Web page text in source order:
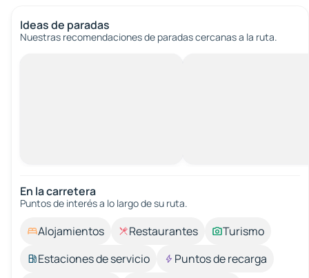
Ideas de paradas
Nuestras recomendaciones de paradas cercanas a la ruta.
En la carretera
Puntos de interés a lo largo de su ruta.
Alojamientos Restaurantes
Turismo
Estaciones de servicio
Puntos de recarga